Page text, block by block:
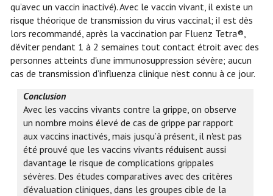
qu’avec un vaccin inactivé). Avec le vaccin vivant, il existe un
risque théorique de transmission du virus vaccinal; iI est dès
lors recommandé, après la vaccination par Fluenz Tetra®,
d’éviter pendant 1 à 2 semaines tout contact étroit avec des
personnes atteints d'une immunosuppression sévère; aucun
cas de transmission d’influenza clinique n'est connu à ce jour.
Conclusion
Avec les vaccins vivants contre la grippe, on observe
un nombre moins élevé de cas de grippe par rapport
aux vaccins inactivés, mais jusqu’à présent, il n'est pas
été prouvé que les vaccins vivants réduisent aussi
davantage le risque de complications grippales
sévères. Des études comparatives avec des critères
d’évaluation cliniques, dans les groupes cible de la